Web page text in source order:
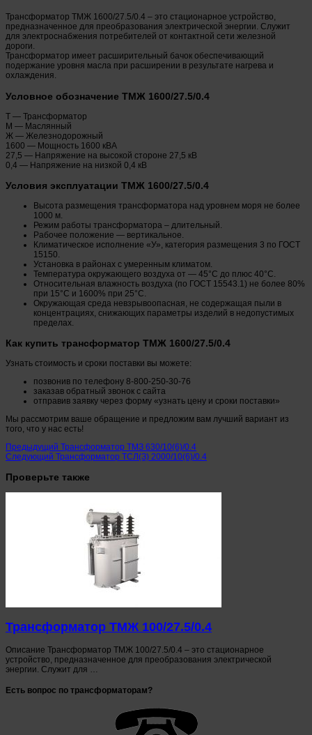
Трансформатор ТМЖ 1600/27.5/0.4 – это стационарное устройство,
предназначенное для преобразования электрической энергии. Служит
для электроснабжения потребителей от контактной сети железной
дороги.
Трансформатор имеет расширительный бачок обеспечивающий
подержание уровня масла при расширении в результате нагрева и
охлаждения.
Условное обозначение ТМЖ 1600/27.5/0.4
Т — Трансформатор
М — Маслянный
Ж — Железнодорожный
1600 — Мощность 1600 кВА
27,5 — Напряжение на высокой стороне 27,5 кВ
0,4 — Напряжение на низкой 0,4 кВ
Условия эксплуатации ТМЖ 1600/27.5/0.4
Высота размещения трансформатора над уровнем моря не более
1000 м.
Режим работы трансформатора – длительный.
Рабочее положение — вертикальное.
Климатическое исполнение «У», категория размещения 3 по ГОСТ
15150.
Установка в районах с умеренным климатом.
Температура окружающего воздуха от — 45°С до плюс 40°С.
Относительная влажность воздуха (по ГОСТ 15543.1) не более 80%
при 15°С и 1600% при 25°С.
Окружающая среда невзрывоопасная, не содержащая пыли в
концентрациях, снижающих параметры изделий в недопустимых
пределах.
Как купить трансформатор ТМЖ 1600/27.5/0.4
Узнать стоимость и сроки поставки вы можете:
позвонив по телефону 8-800-250-30-76
заказав обратный звонок с сайта
отправив заявку через форму «узнать цену и сроки поставки»
Мы рассмотрим ваше обращение и предложим вам лучший вариант из
того, что у нас есть!
Предыдущий Трансформатор ТМЗ 630/10(6)/0.4
Следующий Трансформатор ТСЛ(З) 2000/10(6)/0.4
Проверьте также
Трансформатор ТМЖ 100/27.5/0.4
Описание Трансформатор ТМЖ 100/27.5/0.4 – это стационарное
устройство, предназначенное для преобразования электрической
энергии. Служит для …
Есть вопрос по трансформаторам?